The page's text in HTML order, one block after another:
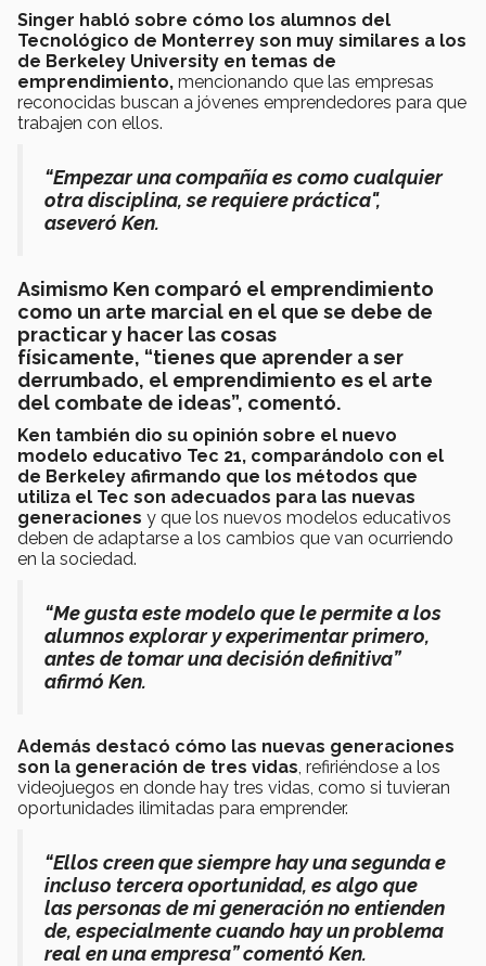
Singer habló sobre cómo los alumnos del
Tecnológico de Monterrey son muy similares a los
de Berkeley University en temas de
emprendimiento, mencionando que las empresas
reconocidas buscan a jóvenes emprendedores para que
trabajen con ellos.
“Empezar una compañía es como cualquier
otra disciplina, se requiere práctica",
aseveró Ken.
Asimismo Ken comparó el emprendimiento
como un arte marcial en el que se debe de
practicar y hacer las cosas
físicamente, “tienes que aprender a ser
derrumbado, el emprendimiento es el arte
del combate de ideas”, comentó.
Ken también dio su opinión sobre el nuevo
modelo educativo Tec 21, comparándolo con el
de Berkeley afirmando que los métodos que
utiliza el Tec son adecuados para las nuevas
generaciones y que los nuevos modelos educativos
deben de adaptarse a los cambios que van ocurriendo
en la sociedad.
“Me gusta este modelo que le permite a los
alumnos explorar y experimentar primero,
antes de tomar una decisión definitiva”
afirmó Ken.
Además destacó cómo las nuevas generaciones
son la generación de tres vidas , refiriéndose a los
videojuegos en donde hay tres vidas, como si tuvieran
oportunidades ilimitadas para emprender.
“Ellos creen que siempre hay una segunda e
incluso tercera oportunidad, es algo que
las personas de mi generación no entienden
de, especialmente cuando hay un problema
real en una empresa” comentó Ken.